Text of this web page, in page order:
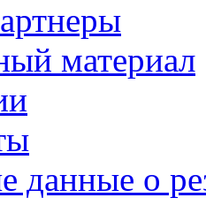
материал
данные о